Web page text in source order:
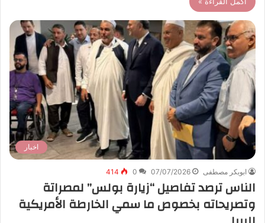
اخبار
ابوبكر مصطفى 07/07/2026
0
414
الناس ترصد تفاصيل “زيارة بولس” لمصراتة
وتصريحاته بخصوص ما سمي الخارطة الأمريكية